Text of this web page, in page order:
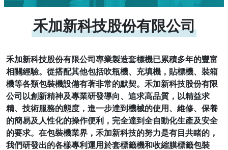
禾加新科技股份有限公司
禾加新科技股份有限公司專業製造套標機已累積多年的豐富
相關經驗。從搭配其他包括吹瓶機、充填機，貼標機、裝箱
機等各類包裝機設備有著非常的默契。禾加新科技股份有限
公司以創新精神及專業研發導向、追求高品質，以精益求
精、技術服務的態度，進一步達到機械的使用、維修、保養
的簡易及人性化的操作便利，完全達到全自動化生產及安全
的要求。在包裝機業界，禾加新科技的努力是有目共睹的，
我們研發出的各樣專利運用於套標籤機和收縮膜標籤包裝